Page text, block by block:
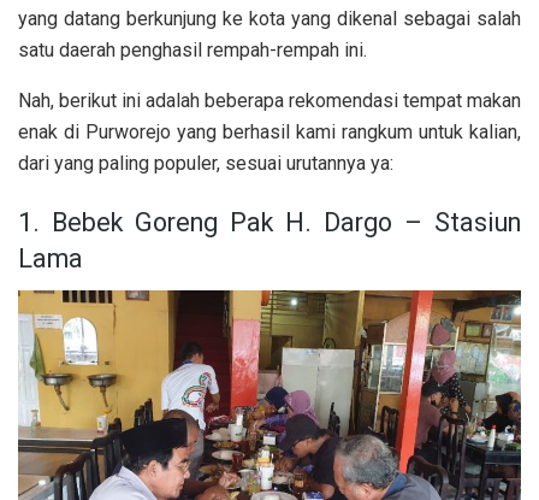
yang datang berkunjung ke kota yang dikenal sebagai salah
satu daerah penghasil rempah-rempah ini.
Nah, berikut ini adalah beberapa rekomendasi tempat makan
enak di Purworejo yang berhasil kami rangkum untuk kalian,
dari yang paling populer, sesuai urutannya ya:
1. Bebek Goreng Pak H. Dargo – Stasiun
Lama